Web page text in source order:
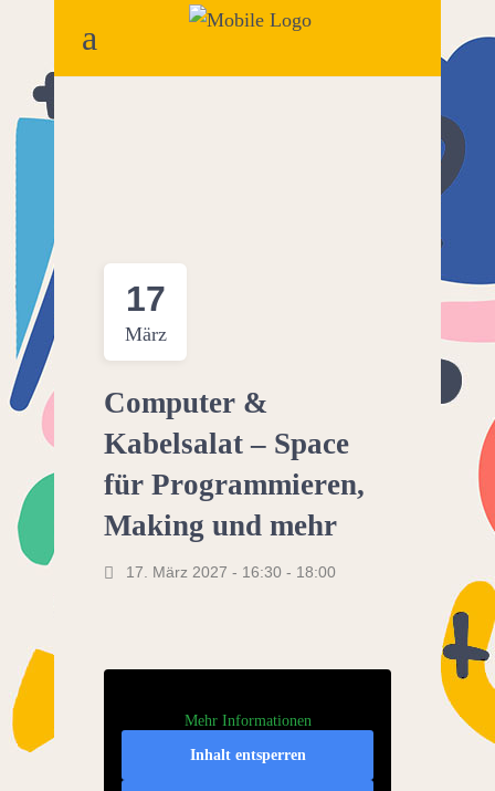
17
März
Computer &
Kabelsalat – Space
für Programmieren,
Making und mehr
17. März 2027 - 16:30 - 18:00
Mehr Informationen
Inhalt entsperren